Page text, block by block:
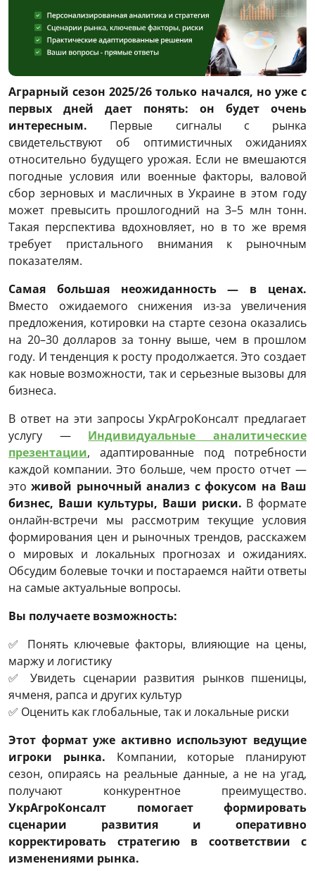
Аграрный сезон 2025/26 только начался, но уже с
первых дней дает понять: он будет очень
интересным. Первые сигналы с рынка
свидетельствуют об оптимистичных ожиданиях
относительно будущего урожая. Если не вмешаются
погодные условия или военные факторы, валовой
сбор зерновых и масличных в Украине в этом году
может превысить прошлогодний на 3–5 млн тонн.
Такая перспектива вдохновляет, но в то же время
требует пристального внимания к рыночным
показателям.
Самая большая неожиданность — в ценах.
Вместо ожидаемого снижения из-за увеличения
предложения, котировки на старте сезона оказались
на 20–30 долларов за тонну выше, чем в прошлом
году. И тенденция к росту продолжается. Это создает
как новые возможности, так и серьезные вызовы для
бизнеса.
В ответ на эти запросы УкрАгроКонсалт предлагает
услугу — Индивидуальные аналитические
презентации, адаптированные под потребности
каждой компании. Это больше, чем просто отчет —
этоживой рыночный анализ с фокусом на Ваш
бизнес, Ваши культуры, Ваши риски. В формате
онлайн-встречи мы рассмотрим текущие условия
формирования цен и рыночных трендов, расскажем
о мировых и локальных прогнозах и ожиданиях.
Обсудим болевые точки и постараемся найти ответы
на самые актуальные вопросы.
Вы получаете возможность:
✅ Понять ключевые факторы, влияющие на цены,
маржу и логистику
✅ Увидеть сценарии развития рынков пшеницы,
ячменя, рапса и других культур
✅ Оценить как глобальные, так и локальные риски
Этот формат уже активно используют ведущие
игроки рынка. Компании, которые планируют
сезон, опираясь на реальные данные, а не на угад,
получают конкурентное преимущество.
УкрАгроКонсалт помогает формировать
сценарии развития и оперативно
корректировать стратегию в соответствии с
изменениями рынка.